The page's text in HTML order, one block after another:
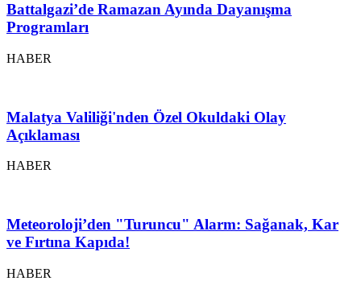
Battalgazi’de Ramazan Ayında Dayanışma
Programları
HABER
Malatya Valiliği'nden Özel Okuldaki Olay
Açıklaması
HABER
Meteoroloji’den "Turuncu" Alarm: Sağanak, Kar
ve Fırtına Kapıda!
HABER